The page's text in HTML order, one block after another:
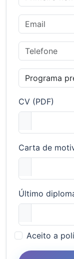
CV (PDF)
Carta de
Último
Aceito a